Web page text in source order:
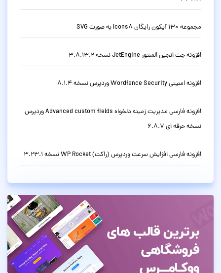
مجموعه 130 آیکون رایگان Icons8 به صورت SVG
افزونه جت انجین المنتور JetEngine نسخه 3.8.13.2
افزونه امنیتی Wordfence Security وردپرس نسخه 8.1.4
افزونه فارسی مدیریت زمینه دلخواه Advanced custom fields وردپرس
نسخه حرفه ای 6.8.7
افزونه فارسی افزایش سرعت وردپرس (راکت) WP Rocket نسخه 3.23.1